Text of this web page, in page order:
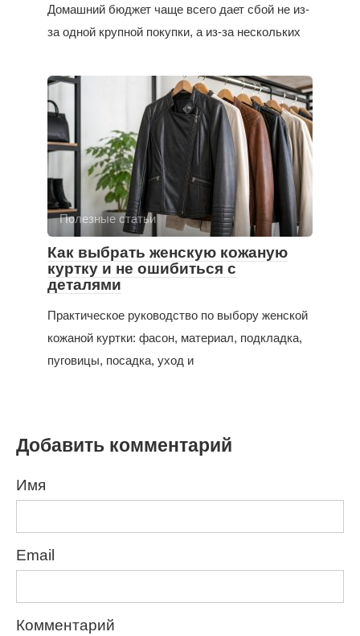
Домашний бюджет чаще всего дает сбой не из-
за одной крупной покупки, а из-за нескольких
Полезные статьи
Как выбрать женскую кожаную
куртку и не ошибиться с
деталями
Практическое руководство по выбору женской
кожаной куртки: фасон, материал, подкладка,
пуговицы, посадка, уход и
Добавить комментарий
Имя
Email
Комментарий